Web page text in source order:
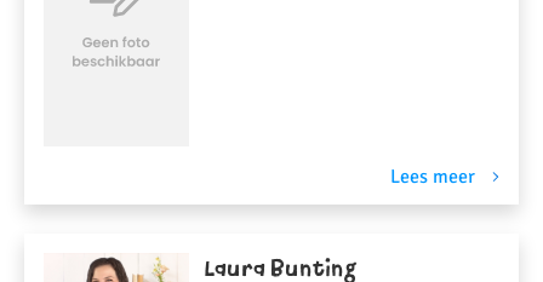
Lees meer
Laura Bunting